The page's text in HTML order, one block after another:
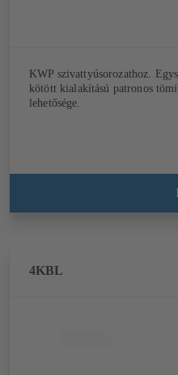
KWP szivattyúsorozathoz.
kötött kialakítású patronos
lehetősége.
4KBL